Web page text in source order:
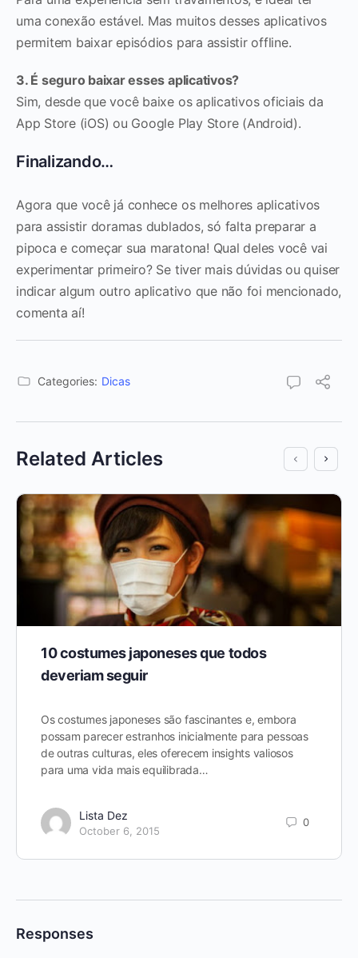
uma conexão estável. Mas muitos desses aplicativos
permitem baixar episódios para assistir offline.
3. É seguro baixar esses aplicativos?
Sim, desde que você baixe os aplicativos oficiais da
App Store (iOS) ou Google Play Store (Android).
Finalizando…
Agora que você já conhece os melhores aplicativos
para assistir doramas dublados, só falta preparar a
pipoca e começar sua maratona! Qual deles você vai
experimentar primeiro? Se tiver mais dúvidas ou quiser
indicar algum outro aplicativo que não foi mencionado,
comenta aí!
Categories: Dicas
Related Articles
10 costumes japoneses que todos
deveriam seguir
Os costumes japoneses são fascinantes e, embora
possam parecer estranhos inicialmente para pessoas
de outras culturas, eles oferecem insights valiosos
para uma vida mais equilibrada…
Lista Dez
October 6, 2015
0
Responses